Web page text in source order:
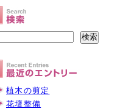
植木の剪定
花壇整備